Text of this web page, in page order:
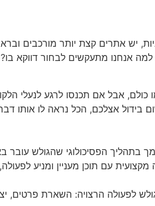
יש אתרים קצת יותר מורכבים
אנחנו מתעקשים לבחור דווקא בו?
כולם, אבל אם תכנסו לרגע לנעלי
אצלכם, הכל נראה לו אותו
בתהליך הפסיכולוגי שהגולש עובר
עם תוכן מעניין ומניע
לפעולה הרצויה: השארת פרטים,